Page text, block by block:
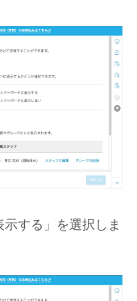
する」を選択しま